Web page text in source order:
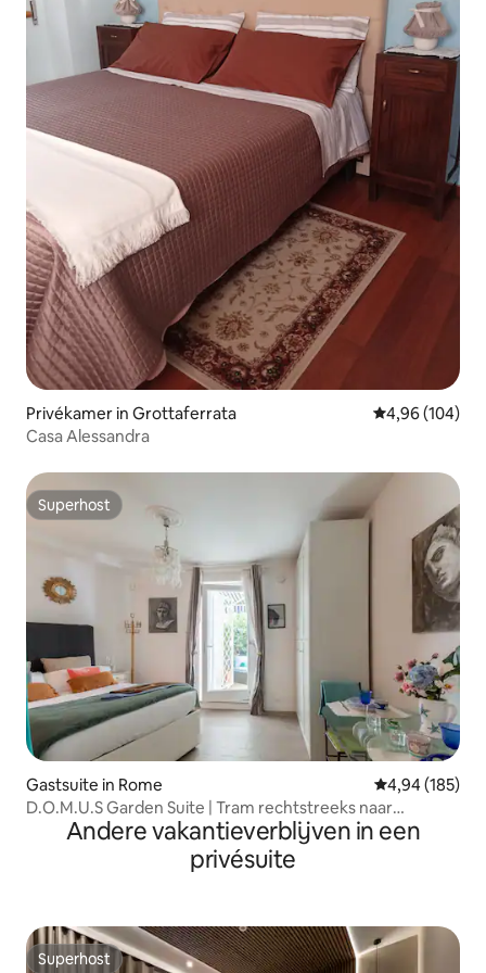
Privékamer in Grottaferrata Gemiddelde
4,96 (104)
Casa Alessandra
Superhost
Superhost
Gastsuite in Rome Gemiddelde
4,94 (185)
D.O.M.U.S Garden Suite | Tram rechtstreeks naar
Trastevere
Andere vakantieverblijven in een
privésuite
Superhost
Superhost